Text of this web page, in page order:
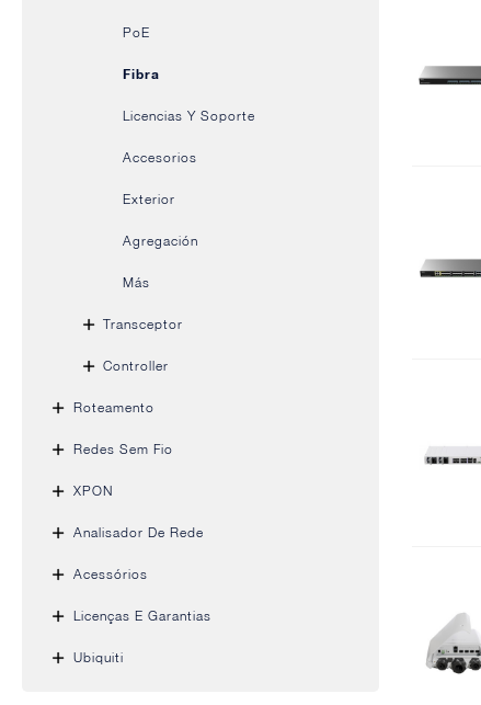
PoE
Fibra
Licencias Y Soporte
Accesorios
Exterior
Agregación
Más
Transceptor
Controller
Roteamento
Redes Sem Fio
XPON
Analisador De Rede
Acessórios
Licenças E Garantias
Ubiquiti